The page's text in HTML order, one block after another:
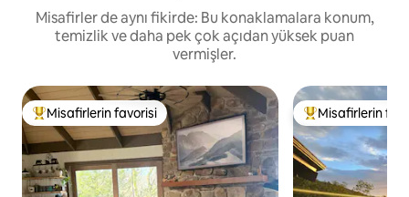
Misafirler de aynı fikirde: Bu konaklamalara konum,
temizlik ve daha pek çok açıdan yüksek puan
vermişler.
Misafirlerin favorilerinden en beğenilenler arasında
Misafirlerin favorisi Misafirlerin
Misafirlerin